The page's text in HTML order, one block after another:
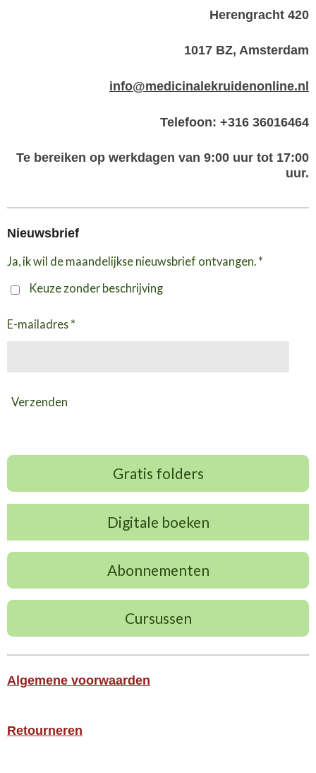
Herengracht 420
1017 BZ, Amsterdam
info@medicinalekruidenonline.nl
Telefoon: +316 36016464
Te bereiken op werkdagen van 9:00 uur tot 17:00
uur.
Nieuwsbrief
Ja, ik wil de maandelijkse nieuwsbrief ontvangen. *
Keuze zonder beschrijving
E-mailadres *
Verzenden
Gratis folders
Digitale boeken
Abonnementen
Cursussen
Algemene voorwaarden
Retourneren